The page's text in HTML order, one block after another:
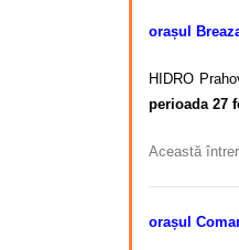
orașul
HIDRO
perioada 27
Această
orașul